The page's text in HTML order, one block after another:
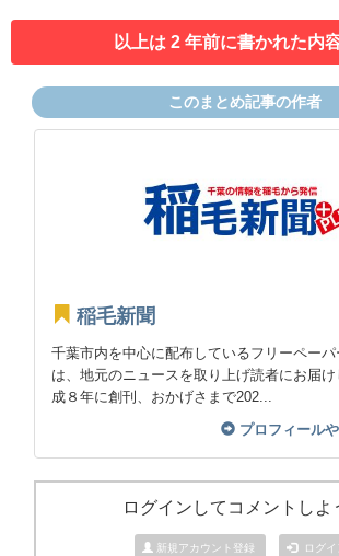
以上は 2 年前に書かれた内
このまとめ記事の作者
稲毛新聞
千葉市内を中心に配布しているフリーペーパ
は、地元のニュースを取り上げ読者にお届
成８年に創刊、おかげさまで202...
プロフィール
ログインしてコメントしよ
新規アカウント登録 ログイ